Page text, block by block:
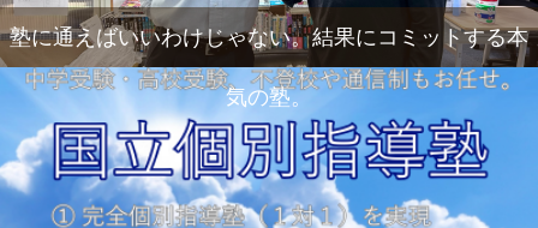
塾に通えばいいわけじゃない。結果にコミットする本
気の塾。